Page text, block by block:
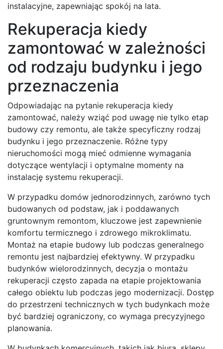
instalacyjne, zapewniając spokój na lata.
Rekuperacja kiedy
zamontować w zależności
od rodzaju budynku i jego
przeznaczenia
Odpowiadając na pytanie rekuperacja kiedy
zamontować, należy wziąć pod uwagę nie tylko etap
budowy czy remontu, ale także specyficzny rodzaj
budynku i jego przeznaczenie. Różne typy
nieruchomości mogą mieć odmienne wymagania
dotyczące wentylacji i optymalne momenty na
instalację systemu rekuperacji.
W przypadku domów jednorodzinnych, zarówno tych
budowanych od podstaw, jak i poddawanych
gruntownym remontom, kluczowe jest zapewnienie
komfortu termicznego i zdrowego mikroklimatu.
Montaż na etapie budowy lub podczas generalnego
remontu jest najbardziej efektywny. W przypadku
budynków wielorodzinnych, decyzja o montażu
rekuperacji często zapada na etapie projektowania
całego obiektu lub podczas jego modernizacji. Dostęp
do przestrzeni technicznych w tych budynkach może
być bardziej ograniczony, co wymaga precyzyjnego
planowania.